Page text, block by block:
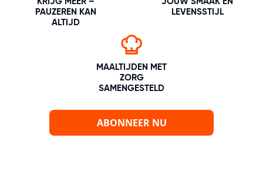
PAUZEREN KAN
ALTIJD
LEVENSSTIJL
MAALTIJDEN MET
ZORG
SAMENGESTELD
ABONNEER NU